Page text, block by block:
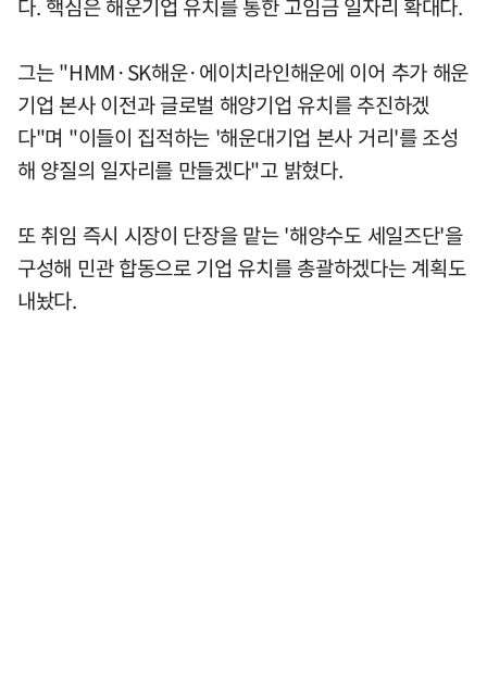
다. 핵심은 해운기업 유치를 통한 고임금 일자리 확대다.
그는 "HMM·SK해운·에이치라인해운에 이어 추가 해운
기업 본사 이전과 글로벌 해양기업 유치를 추진하겠
다"며 "이들이 집적하는 '해운대기업 본사 거리'를 조성
해 양질의 일자리를 만들겠다"고 밝혔다.
또 취임 즉시 시장이 단장을 맡는 '해양수도 세일즈단'을
구성해 민관 합동으로 기업 유치를 총괄하겠다는 계획도
내놨다.